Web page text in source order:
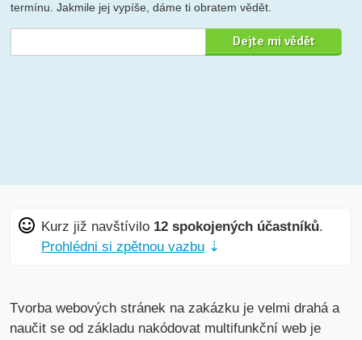
termínu. Jakmile jej vypíše, dáme ti obratem vědět.
Kurz již navštívilo 12 spokojených účastníků.
Prohlédni si zpětnou vazbu ⇣
Tvorba webových stránek na zakázku je velmi drahá a
naučit se od základu nakódovat multifunkční web je